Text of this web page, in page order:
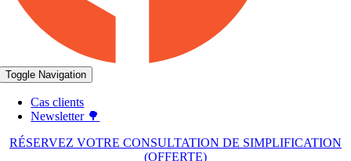
Toggle Navigation
Cas clients
Newsletter 🌳
RÉSERVEZ VOTRE CONSULTATION DE SIMPLIFICATION
(OFFERTE)